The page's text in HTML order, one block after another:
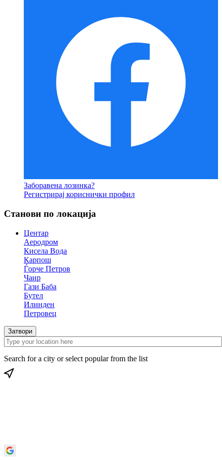
Заборавена лозинка?
Регистрирај кориснички профил
Станови по локација
Центар
Аеродром
Кисела Вода
Карпош
Ѓорче Петров
Чаир
Гази Баба
Бутел
Илинден
Петровец
Затвори
Search for a city or select popular from the list